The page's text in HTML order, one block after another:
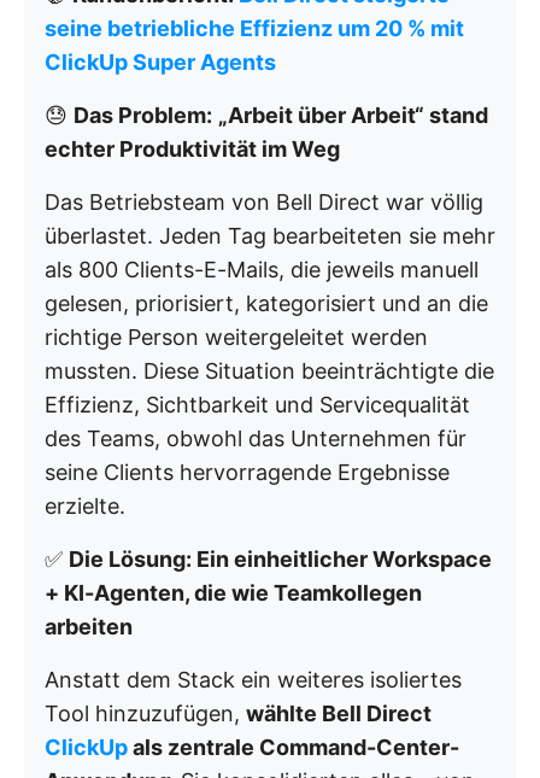
seine betriebliche Effizienz um 20 % mit
ClickUp Super Agents
😓 Das Problem: „Arbeit über Arbeit“ stand
echter Produktivität im Weg
Das Betriebsteam von Bell Direct war völlig
überlastet. Jeden Tag bearbeiteten sie mehr
als 800 Clients-E-Mails, die jeweils manuell
gelesen, priorisiert, kategorisiert und an die
richtige Person weitergeleitet werden
mussten. Diese Situation beeinträchtigte die
Effizienz, Sichtbarkeit und Servicequalität
des Teams, obwohl das Unternehmen für
seine Clients hervorragende Ergebnisse
erzielte.
✅ Die Lösung: Ein einheitlicher Workspace
+ KI-Agenten, die wie Teamkollegen
arbeiten
Anstatt dem Stack ein weiteres isoliertes
Tool hinzuzufügen, wählte Bell Direct
ClickUpals zentrale Command-Center-